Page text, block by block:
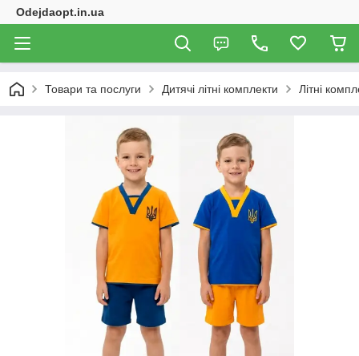
Odejdaopt.in.ua
Товари та послуги Дитячі літні комплекти Літні